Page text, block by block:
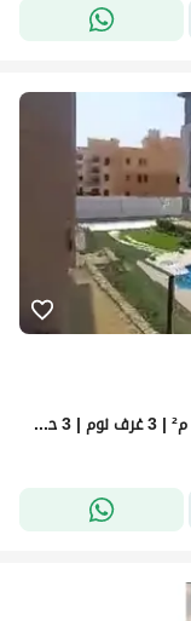
شقة للبيع في كمبوند أكاسا التجمع الخامس 160 م² | 3 غرف نوم | 3 حمامات | استلام فوري | باركينج | كلوب هاوس أقل من سعر السوق قريبه من الجامعة الأمريكيه